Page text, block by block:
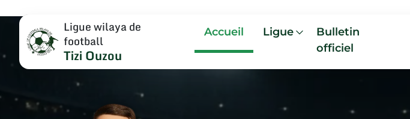
Ligue wilaya de
football
Tizi Ouzou
Accueil Ligue
Bulletin
officiel